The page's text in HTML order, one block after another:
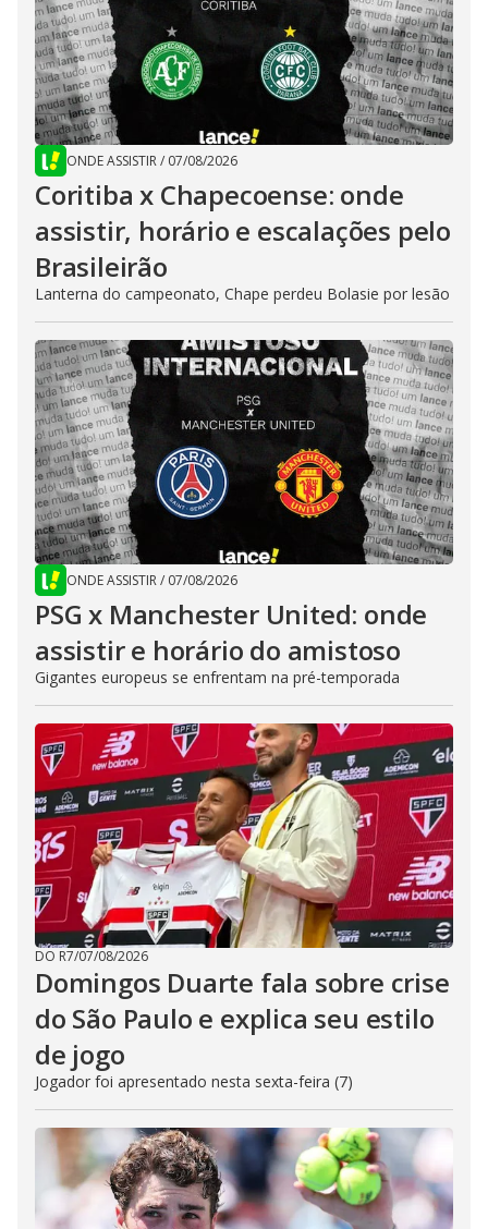
ONDE ASSISTIR/ 07/08/2026
Coritiba x Chapecoense: onde
assistir, horário e escalações pelo
Brasileirão
Lanterna do campeonato, Chape perdeu Bolasie por lesão
ONDE ASSISTIR/ 07/08/2026
PSG x Manchester United: onde
assistir e horário do amistoso
Gigantes europeus se enfrentam na pré-temporada
DO R7/07/08/2026
Domingos Duarte fala sobre crise
do São Paulo e explica seu estilo
de jogo
Jogador foi apresentado nesta sexta-feira (7)